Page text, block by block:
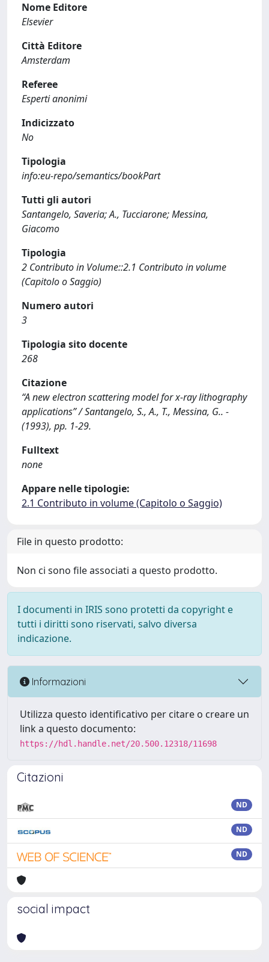
Nome Editore
Elsevier
Città Editore
Amsterdam
Referee
Esperti anonimi
Indicizzato
No
Tipologia
info:eu-repo/semantics/bookPart
Tutti gli autori
Santangelo, Saveria; A., Tucciarone; Messina,
Giacomo
Tipologia
2 Contributo in Volume::2.1 Contributo in volume
(Capitolo o Saggio)
Numero autori
3
Tipologia sito docente
268
Citazione
“A new electron scattering model for x-ray lithography
applications” / Santangelo, S., A., T., Messina, G.. -
(1993), pp. 1-29.
Fulltext
none
Appare nelle tipologie:
2.1 Contributo in volume (Capitolo o Saggio)
File in questo prodotto:
Non ci sono file associati a questo prodotto.
I documenti in IRIS sono protetti da copyright e
tutti i diritti sono riservati, salvo diversa
indicazione.
Informazioni
Utilizza questo identificativo per citare o creare un
link a questo documento:
https://hdl.handle.net/20.500.12318/11698
Citazioni
ND
ND
ND
social impact